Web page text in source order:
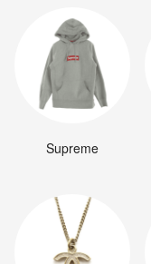
Supreme